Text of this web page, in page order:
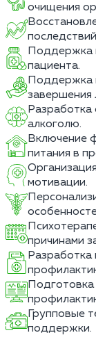
очищения
Поддержка
пациента.
Поддержка
завершения
Разработка
алкоголю.
Включение
питания в
мотивации.
причинами
Разработка
Подготовка
Групповые
поддержки.